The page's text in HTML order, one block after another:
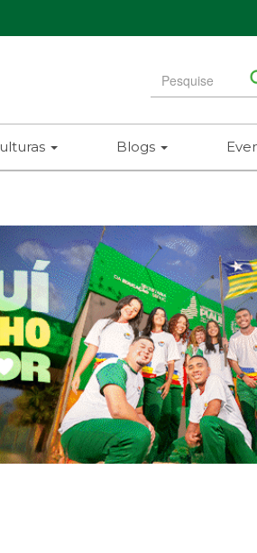
Search
for
Blogs